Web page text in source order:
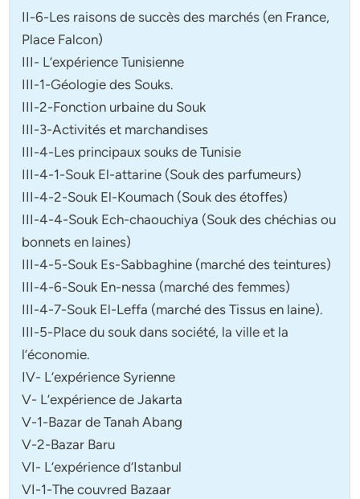
II-6-Les raisons de succès des marchés (en France,
Place Falcon)
III- L’expérience Tunisienne
III-1-Géologie des Souks.
III-2-Fonction urbaine du Souk
III-3-Activités et marchandises
III-4-Les principaux souks de Tunisie
III-4-1-Souk El-attarine (Souk des parfumeurs)
III-4-2-Souk El-Koumach (Souk des étoffes)
III-4-4-Souk Ech-chaouchiya (Souk des chéchias ou
bonnets en laines)
III-4-5-Souk Es-Sabbaghine (marché des teintures)
III-4-6-Souk En-nessa (marché des femmes)
III-4-7-Souk El-Leffa (marché des Tissus en laine).
III-5-Place du souk dans société, la ville et la
l’économie.
IV- L’expérience Syrienne
V- L’expérience de Jakarta
V-1-Bazar de Tanah Abang
V-2-Bazar Baru
VI- L’expérience d’Istanbul
VI-1-The couvred Bazaar